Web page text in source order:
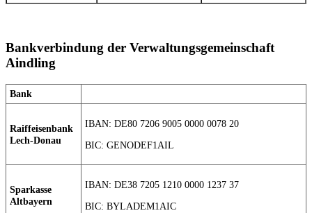
Bankverbindung der Verwaltungsgemeinschaft
Aindling
Bank
Raiffeisenbank
Lech-Donau
IBAN: DE80 7206 9005 0000 0078 20
BIC: GENODEF1AIL
Sparkasse
Altbayern
IBAN: DE38 7205 1210 0000 1237 37
BIC: BYLADEM1AIC